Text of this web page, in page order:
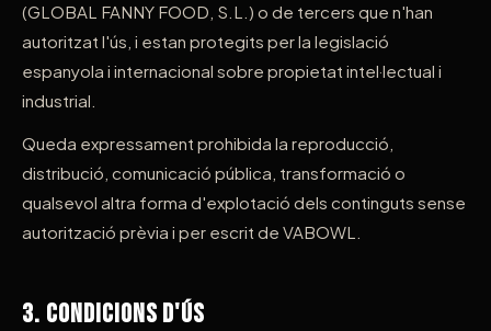
(GLOBAL FANNY FOOD, S.L.) o de tercers que n'han
autoritzat l'ús, i estan protegits per la legislació
espanyola i internacional sobre propietat intel·lectual i
industrial.
Queda expressament prohibida la reproducció,
distribució, comunicació pública, transformació o
qualsevol altra forma d'explotació dels continguts sense
autorització prèvia i per escrit de VABOWL.
3. Condicions d'Ús